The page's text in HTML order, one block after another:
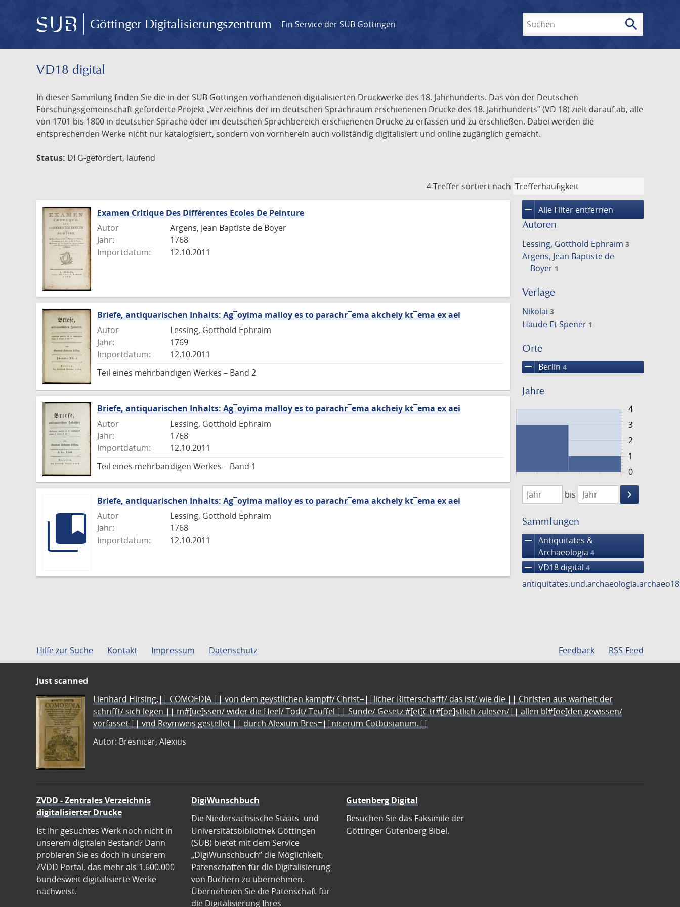
Göttinger Digitalisierungszentrum Ein Service der SUB Göttingen search
VD18 digital
In dieser Sammlung finden Sie die in der SUB Göttingen vorhandenen digitalisierten Druckwerke des 18. Jahrhunderts. Das von der Deutschen
Forschungsgemeinschaft geförderte Projekt „Verzeichnis der im deutschen Sprachraum erschienenen Drucke des 18. Jahrhunderts” (VD 18) zielt darauf ab, alle
von 1701 bis 1800 in deutscher Sprache oder im deutschen Sprachbereich erschienenen Drucke zu erfassen und zu erschließen. Dabei werden die
entsprechenden Werke nicht nur katalogisiert, sondern von vornherein auch vollständig digitalisiert und online zugänglich gemacht.
Status: DFG-gefördert, laufend
4 Treffer sortiert nach
remove Alle Filter entfernen
Autoren
Lessing, Gotthold Ephraim 3
Argens, Jean Baptiste de
Boyer 1
Verlage
Nikolai 3
Haude Et Spener 1
Orte
remove Berlin 4
Jahre
0
4
1
2
3
1768
1770
bis
keyboard_arrow_right
Suche
Sammlungen
remove Antiquitates &
Archaeologia 4
remove VD18 digital 4
Examen Critique Des Différentes Ecoles De Peinture
Autor
Argens, Jean Baptiste de Boyer
Jahr:
1768
Importdatum:
12.10.2011
Briefe, antiquarischen Inhalts: Ag¯oyima malloy es to parachr¯ema akcheiy kt¯ema ex aei
Autor
Lessing, Gotthold Ephraim
Jahr:
1769
Importdatum:
12.10.2011
Teil eines mehrbändigen Werkes – Band 2
Briefe, antiquarischen Inhalts: Ag¯oyima malloy es to parachr¯ema akcheiy kt¯ema ex aei
Autor
Lessing, Gotthold Ephraim
Jahr:
1768
Importdatum:
12.10.2011
Teil eines mehrbändigen Werkes – Band 1
Briefe, antiquarischen Inhalts: Ag¯oyima malloy es to parachr¯ema akcheiy kt¯ema ex aei
Autor
Lessing, Gotthold Ephraim
Jahr:
1768
Importdatum:
12.10.2011
Hilfe zur Suche Kontakt Impressum Datenschutz Feedback RSS-Feed
Just scanned
Lienhard Hirsing.|| COMOEDIA || von dem geystlichen kampff/ Christ=||licher Ritterschafft/ das ist/ wie die || Christen aus warheit der
schrifft/ sich legen || m#[ue]ssen/ wider die Heel/ Todt/ Teuffel || Sünde/ Gesetz #[et]c̃ tr#[oe]stlich zulesen/|| allen bl#[oe]den gewissen/
vorfasset || vnd Reymweis gestellet || durch Alexium Bres=||nicerum Cotbusianum.||
Autor: Bresnicer, Alexius
ZVDD - Zentrales Verzeichnis
digitalisierter Drucke
Ist Ihr gesuchtes Werk noch nicht in
unserem digitalen Bestand? Dann
probieren Sie es doch in unserem
ZVDD Portal, das mehr als 1.600.000
bundesweit digitalisierte Werke
nachweist.
DigiWunschbuch
Die Niedersächsische Staats- und
Universitätsbibliothek Göttingen
(SUB) bietet mit dem Service
„DigiWunschbuch” die Möglichkeit,
Patenschaften für die Digitalisierung
von Büchern zu übernehmen.
Übernehmen Sie die Patenschaft für
die Digitalisierung Ihres
Gutenberg Digital
Besuchen Sie das Faksimile der
Göttinger Gutenberg Bibel.